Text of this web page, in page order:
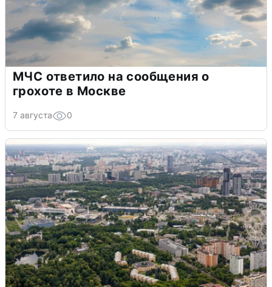
МЧС ответило на сообщения о
грохоте в Москве
7 августа 0